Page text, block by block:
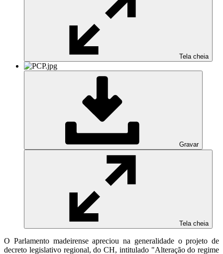
Tela cheia
Gravar
Tela cheia
O Parlamento madeirense apreciou na generalidade o projeto de
decreto legislativo regional, do CH, intitulado "Alteração do regime